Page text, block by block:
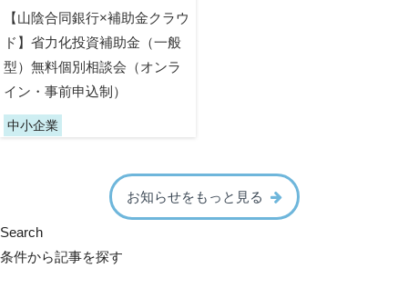
【山陰合同銀行×補助金クラウ
ド】省力化投資補助金（一般
型）無料個別相談会（オンラ
イン・事前申込制）
中小企業
お知らせをもっと見る
Search
条件から記事を探す